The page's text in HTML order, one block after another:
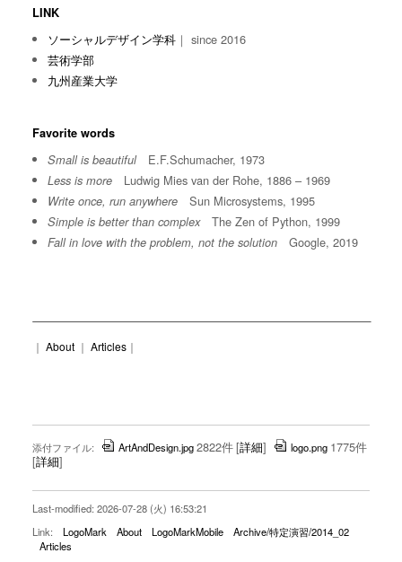
LINK
ソーシャルデザイン学科 ｜ since 2016
芸術学部
九州産業大学
Favorite words
Small is beautifulE.F.Schumacher, 1973
Less is more Ludwig Mies van der Rohe, 1886 – 1969
Write once, run anywhere Sun Microsystems, 1995
Simple is better than complexThe Zen of Python, 1999
Fall in love with the problem, not the solution Google, 2019
｜ About｜ Articles｜
添付ファイル: ArtAndDesign.jpg2822件[詳細] logo.png 1775件
[詳細]
Last-modified: 2026-07-28 (火) 16:53:21
Link:
LogoMark About LogoMarkMobile
Archive/特定演習/2014_02
Articles